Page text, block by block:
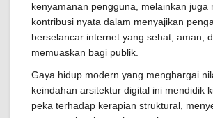
kenyamanan pengguna, melainkan juga
kontribusi nyata dalam menyajikan
berselancar internet yang sehat, aman,
memuaskan bagi publik.
Gaya hidup modern yang menghargai
keindahan arsitektur digital ini mendidik
peka terhadap kerapian struktural,